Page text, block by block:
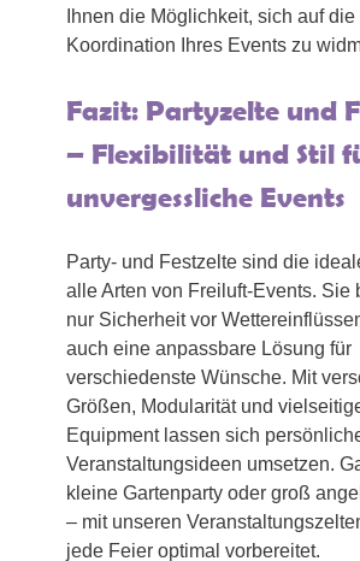
Ihnen die Möglichkeit, sich auf
Koordination Ihres Events zu
Fazit: Partyzelte und
– Flexibilität und Stil
unvergessliche Events
Party- und Festzelte sind die
alle Arten von Freiluft-Events. Sie
nur Sicherheit vor
auch eine anpassbare Lösung für
verschiedenste Wünsche. Mit
Größen, Modularität und
Equipment lassen sich
Veranstaltungsideen umsetzen.
kleine Gartenparty oder groß
– mit unseren
jede Feier optimal vorbereitet.